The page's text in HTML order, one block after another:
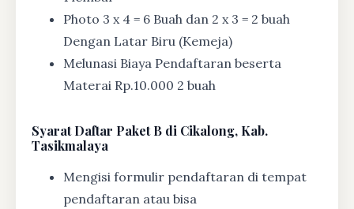
Photo 3 x 4 = 6 Buah dan 2 x 3 = 2 buah
Dengan Latar Biru (Kemeja)
Melunasi Biaya Pendaftaran beserta
Materai Rp.10.000 2 buah
SyaratDaftar Paket B di Cikalong, Kab.
Tasikmalaya
Mengisi formulir pendaftaran di tempat
pendaftaran atau bisa